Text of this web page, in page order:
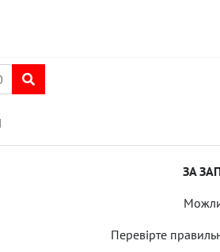
ЗА
Перевірте